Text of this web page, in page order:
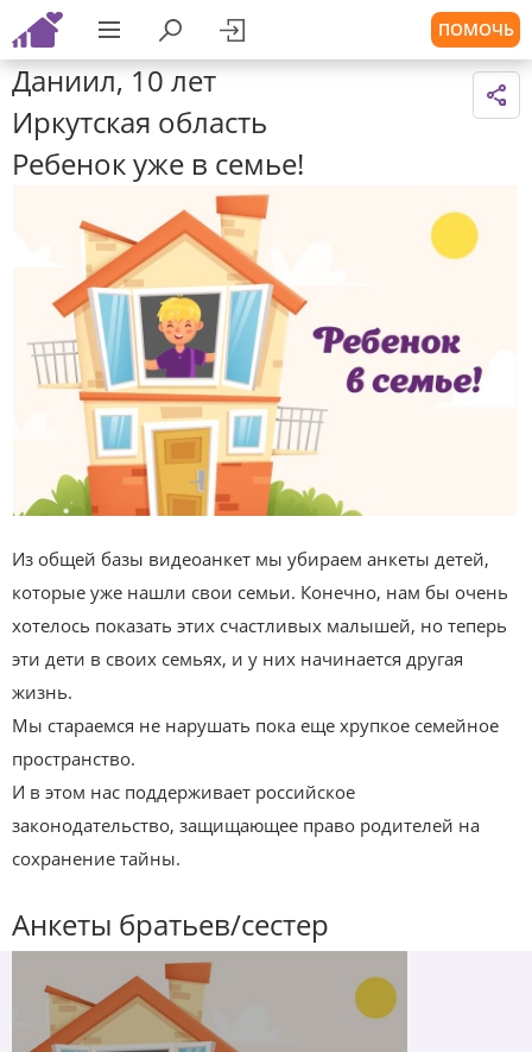
ПОМОЧЬ
Даниил, 10 лет
Иркутская область
Ребенок уже в семье!
Из общей базы видеоанкет мы убираем анкеты детей,
которые уже нашли свои семьи. Конечно, нам бы очень
хотелось показать этих счастливых малышей, но теперь
эти дети в своих семьях, и у них начинается другая
жизнь.
Мы стараемся не нарушать пока еще хрупкое семейное
пространство.
И в этом нас поддерживает российское
законодательство, защищающее право родителей на
сохранение тайны.
Анкеты братьев/сестер